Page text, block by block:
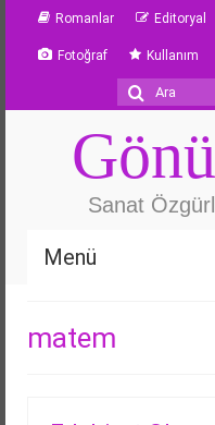
Romanlar Editoryal
Fotoğraf Kullanım
Şunu
ara:
Sanat
Menü
matem